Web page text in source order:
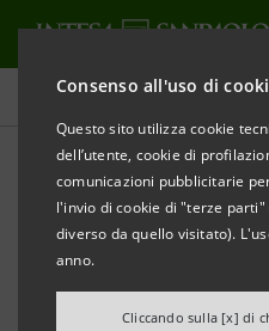
Consenso all'uso di
Questo sito utilizza cookie
dell’utente, cookie di
comunicazioni pubblicitarie
l'invio di cookie di "terze
diverso da quello visitato).
anno.
Cliccando sulla [x] di
Area Media
Calano i
la fiducia di
imprese a